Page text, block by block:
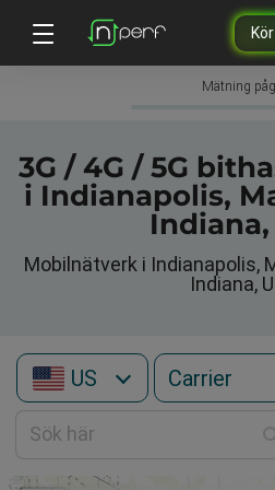
Mätning
3G / 4G / 5G
i Indianapolis,
Indiana,
Mobilnätverk i Indianapolis,
Indiana,
US